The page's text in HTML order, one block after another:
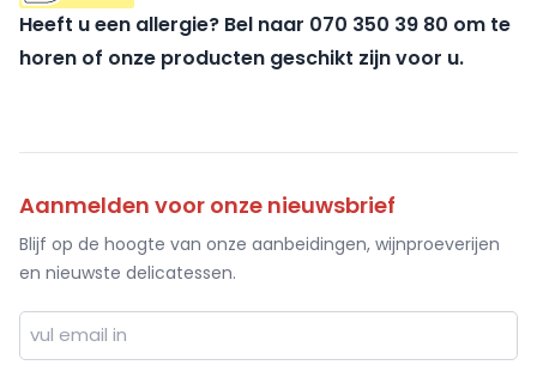
Heeft u een allergie? Bel naar 070 350 39 80 om te
horen of onze producten geschikt zijn voor u.
Aanmelden voor onze nieuwsbrief
Blijf op de hoogte van onze aanbeidingen, wijnproeverijen
en nieuwste delicatessen.